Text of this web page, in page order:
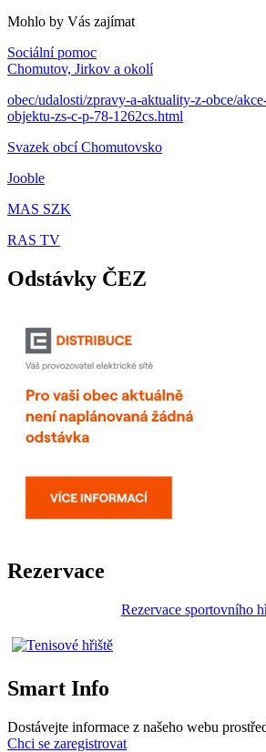
Mohlo by Vás zajímat
Sociální pomoc
Chomutov, Jirkov a okolí
obec/udalosti/zpravy-a-aktuality-z-obce/
objektu-zs-c-p-78-1262cs.html
Svazek obcí Chomutovsko
Jooble
MAS SZK
RAS TV
Odstávky ČEZ
Rezervace
Rezervace sportovního
Smart Info
Dostávejte informace z našeho webu
Chci se zaregistrovat